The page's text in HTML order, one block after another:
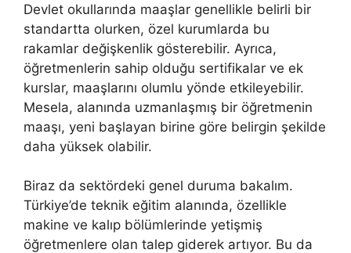
Devlet okullarında maaşlar genellikle belirli bir
standartta olurken, özel kurumlarda bu
rakamlar değişkenlik gösterebilir. Ayrıca,
öğretmenlerin sahip olduğu sertifikalar ve ek
kurslar, maaşlarını olumlu yönde etkileyebilir.
Mesela, alanında uzmanlaşmış bir öğretmenin
maaşı, yeni başlayan birine göre belirgin şekilde
daha yüksek olabilir.
Biraz da sektördeki genel duruma bakalım.
Türkiye’de teknik eğitim alanında, özellikle
makine ve kalıp bölümlerinde yetişmiş
öğretmenlere olan talep giderek artıyor. Bu da